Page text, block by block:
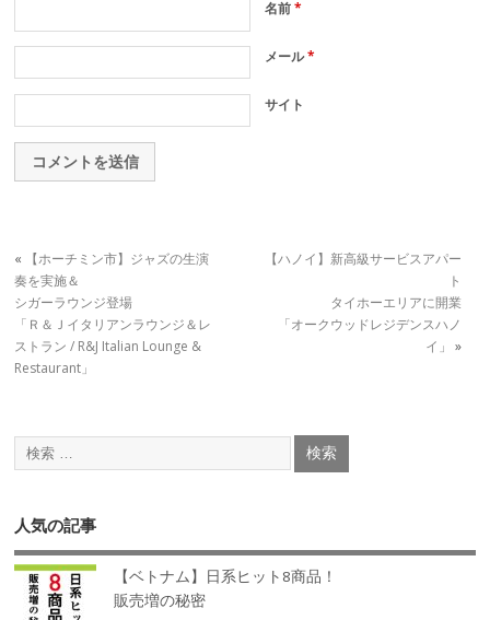
名前*
メール*
サイト
«
【ホーチミン市】ジャズの生演
奏を実施＆
シガーラウンジ登場
「Ｒ＆Ｊイタリアンラウンジ＆レ
ストラン / R&J Italian Lounge &
Restaurant」
【ハノイ】新高級サービスアパー
ト
タイホーエリアに開業
「オークウッドレジデンスハノ
イ」 »
人気の記事
【ベトナム】日系ヒット8商品！
販売増の秘密